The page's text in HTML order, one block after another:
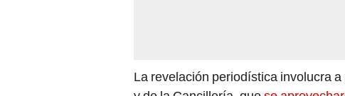
La revelación periodística involucra